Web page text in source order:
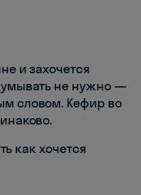
и захочется
не нужно —
словом. Кефир во
как хочется